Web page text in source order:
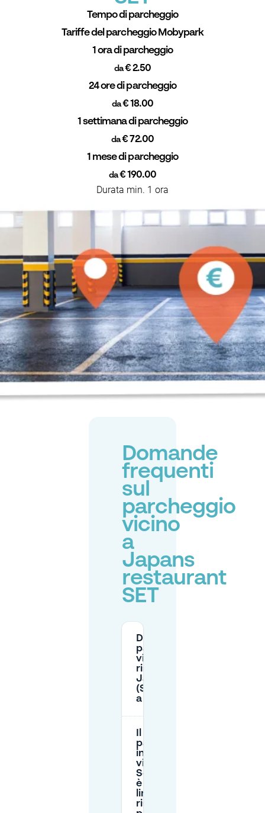
Tempo di parcheggio
Tariffe del parcheggio Mobypark
1 ora di parcheggio
da€ 2.50
24 ore di parcheggio
da€ 18.00
1 settimana di parcheggio
da€ 72.00
1 mese di parcheggio
da€ 190.00
Durata min. 1 ora
Domande
frequenti
sul
parcheggio
vicino
a
Japans
restaurant
SET
Dove posso
parcheggiare
vicino al
ristorante
Japans SET
(Schoolstraat)
a L'Aia?
parcheggio
in strada
vicino a
Schoolstraat
è a tempo
limitato o
riservato ai